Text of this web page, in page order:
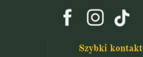
Szybki kontakt